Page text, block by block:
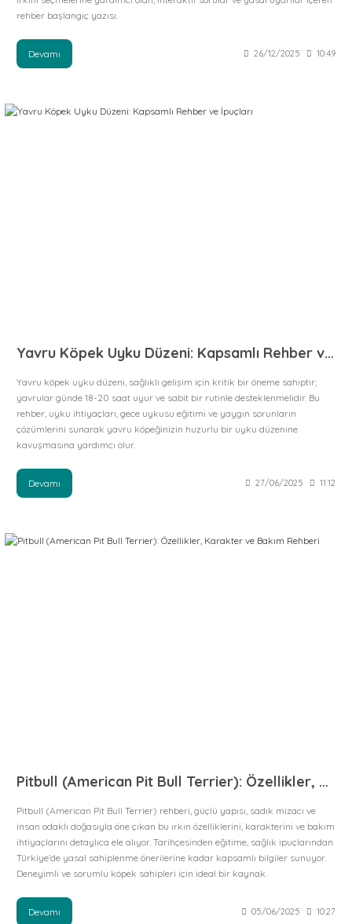
rehber başlangıç yazısı.
Devamı 26/12/2025 10:49
Yavru Köpek Uyku Düzeni: Kapsamlı Rehber ve İpuçları
Yavru köpek uyku düzeni, sağlıklı gelişim için kritik bir öneme sahiptir;
yavrular günde 18-20 saat uyur ve sabit bir rutinle desteklenmelidir. Bu
rehber, uyku ihtiyaçları, gece uykusu eğitimi ve yaygın sorunların
çözümlerini sunarak yavru köpeğinizin huzurlu bir uyku düzenine
kavuşmasına yardımcı olur.
Devamı 27/06/2025 11:12
Pitbull (American Pit Bull Terrier): Özellikler, Karakter ve Bakım Rehberi
Pitbull (American Pit Bull Terrier) rehberi, güçlü yapısı, sadık mizacı ve
insan odaklı doğasıyla öne çıkan bu ırkın özelliklerini, karakterini ve bakım
ihtiyaçlarını detaylıca ele alıyor. Tarihçesinden eğitime, sağlık ipuçlarından
Türkiye’de yasal sahiplenme önerilerine kadar kapsamlı bilgiler sunuyor.
Deneyimli ve sorumlu köpek sahipleri için ideal bir kaynak.
Devamı 05/06/2025 10:27